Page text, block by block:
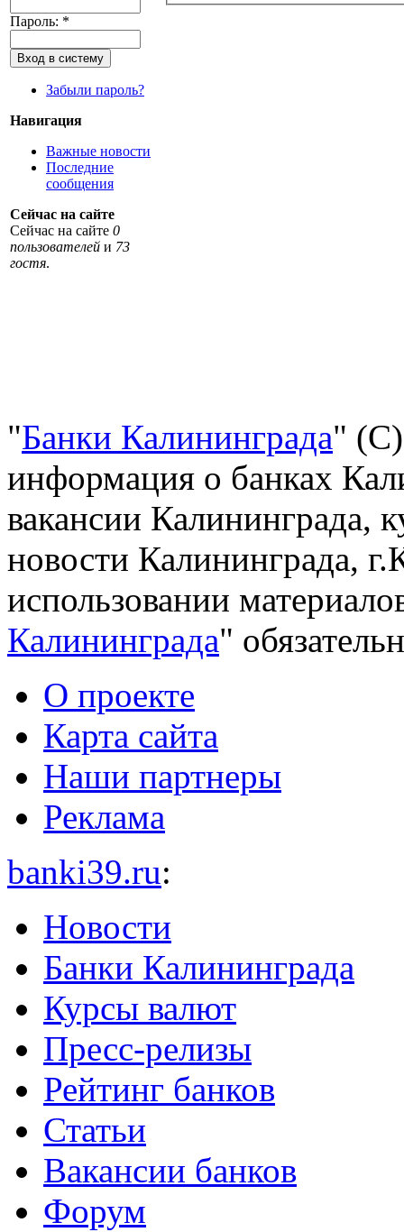
Пароль: *
Забыли пароль?
Навигация
Важные новости
Последние
сообщения
Сейчас на сайте
Сейчас на сайте 0
пользователей и 73
гостя.
"Банки Калининграда"
информация о банках
вакансии Калининграда,
новости Калининграда,
использовании
Калининграда"
О проекте
Карта сайта
Наши партнеры
Реклама
banki39.ru:
Новости
Банки Калининграда
Курсы валют
Пресс-релизы
Рейтинг банков
Статьи
Вакансии банков
Форум